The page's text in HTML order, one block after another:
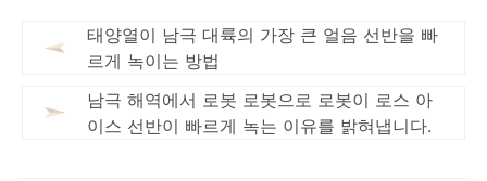
태양열이 남극 대륙의 가장 큰 얼음 선반을 빠
르게 녹이는 방법
남극 해역에서 로봇 로봇으로 로봇이 로스 아
이스 선반이 빠르게 녹는 이유를 밝혀냅니다.